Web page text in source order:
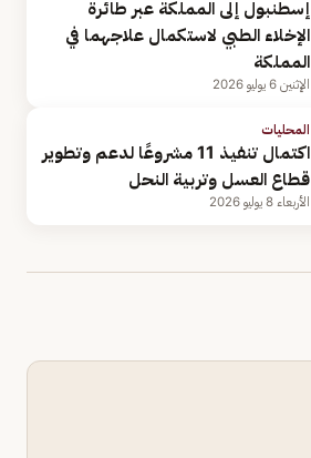
إسطنبول إلى المملكة عبر طائرة
الإخلاء الطبي لاستكمال علاجهما في
المملكة
الإثنين 6 يوليو 2026
المحليات
اكتمال تنفيذ 11 مشروعًا لدعم وتطوير
قطاع العسل وتربية النحل
الأربعاء 8 يوليو 2026